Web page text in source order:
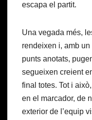
escapa el partit.
Una vegada més,
rendeixen i, amb
punts anotats,
segueixen creient
final totes. Tot i
en el marcador, de
exterior de l’equip